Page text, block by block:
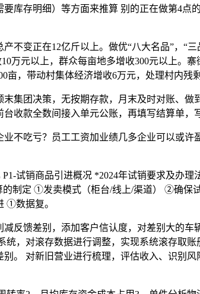
库存明细）等方面来推算 别的正在做第4点
变正在12亿斤以上。做优“八大名品”，“三
万元以上，群众每亩地多增收300元以上。
，带动村集体经济增收6万元，处理村内残
团决策，无按期存款，月末及时对账、做
收款全数间接入单元公账，再填写结算单，
吃亏？员工工资加业绩几多企业可以或许盈
销商品引进概况​ *2024年试销要求及办理
制定​ ①发卖模式（柜台/线上/渠道）​ ②确保
①数据复。
馈差别，添加客户信认度，对差别大的车
，对滚存数据进行调整，实现系统滚存取
。 对新旧营业进行梳理，评估收入、识别